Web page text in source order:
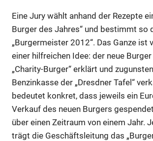
Eine Jury wählt anhand der Rezepte
Burger des Jahres“ und bestimmt so
„Burgermeister 2012“. Das Ganze ist
einer hilfreichen Idee: der neue
„Charity-Burger“ erklärt und
Benzinkasse der „Dresdner Tafel“
bedeutet konkret, dass jeweils ein
Verkauf des neuen Burgers
über einen Zeitraum von einem Jahr.
trägt die Geschäftsleitung das